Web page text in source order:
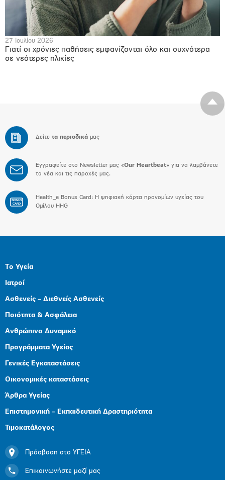
27 Ιουλίου 2026
Γιατί οι χρόνιες παθήσεις εμφανίζονται όλο και συχνότερα
σε νεότερες ηλικίες
Δείτε τα περιοδικά μας
Εγγραφείτε στο Newsletter μας «Our Heartbeat» για να λαμβάνετε
τα νέα και τις παροχές μας.
BONUS
CARD
Health_e Bonus Card: H ψηφιακή κάρτα προνομίων υγείας του
Ομίλου HHG
Το Υγεία
Ιατροί
Ασθενείς – Διεθνείς Ασθενείς
Ποιότητα & Ασφάλεια
Ανθρώπινο Δυναμικό
Προγράμματα Υγείας
Γενικές Εγκαταστάσεις
Οικονομικές καταστάσεις
Άρθρα Υγείας
Επιστημονική – Εκπαιδευτική Δραστηριότητα
Τιμοκατάλογος
Πρόσβαση στο ΥΓΕΙΑ
Επικοινωνήστε μαζί μας